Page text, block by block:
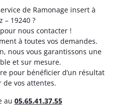
de Ramonage insert à
– 19240 ?
nous contacter !
à toutes vos demandes.
nous vous garantissons une
et sur mesure.
pour bénéficier d’un résultat
de vos attentes.
au 05.65.41.37.55